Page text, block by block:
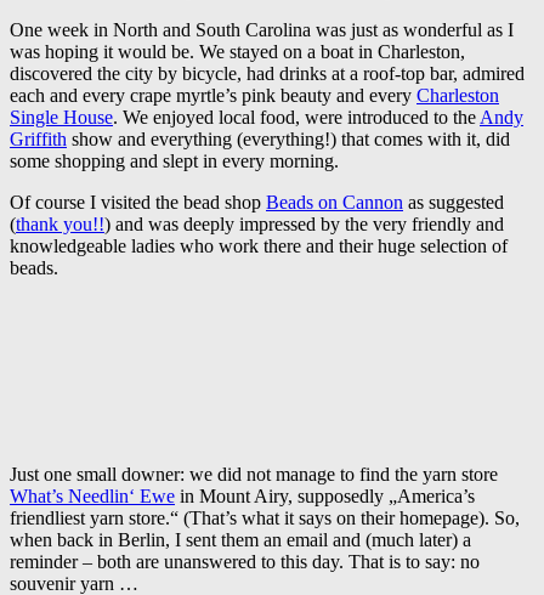
One week in North and South Carolina was just as wonderful as I
was hoping it would be. We stayed on a boat in Charleston,
discovered the city by bicycle, had drinks at a roof-top bar, admired
each and every crape myrtle’s pink beauty and every Charleston
Single House. We enjoyed local food, were introduced to the Andy
Griffith show and everything (everything!) that comes with it, did
some shopping and slept in every morning.
Of course I visited the bead shop Beads on Cannon as suggested
(thank you!!) and was deeply impressed by the very friendly and
knowledgeable ladies who work there and their huge selection of
beads.
Just one small downer: we did not manage to find the yarn store
What’s Needlin‘ Ewe in Mount Airy, supposedly „America’s
friendliest yarn store.“ (That’s what it says on their homepage). So,
when back in Berlin, I sent them an email and (much later) a
reminder – both are unanswered to this day. That is to say: no
souvenir yarn …